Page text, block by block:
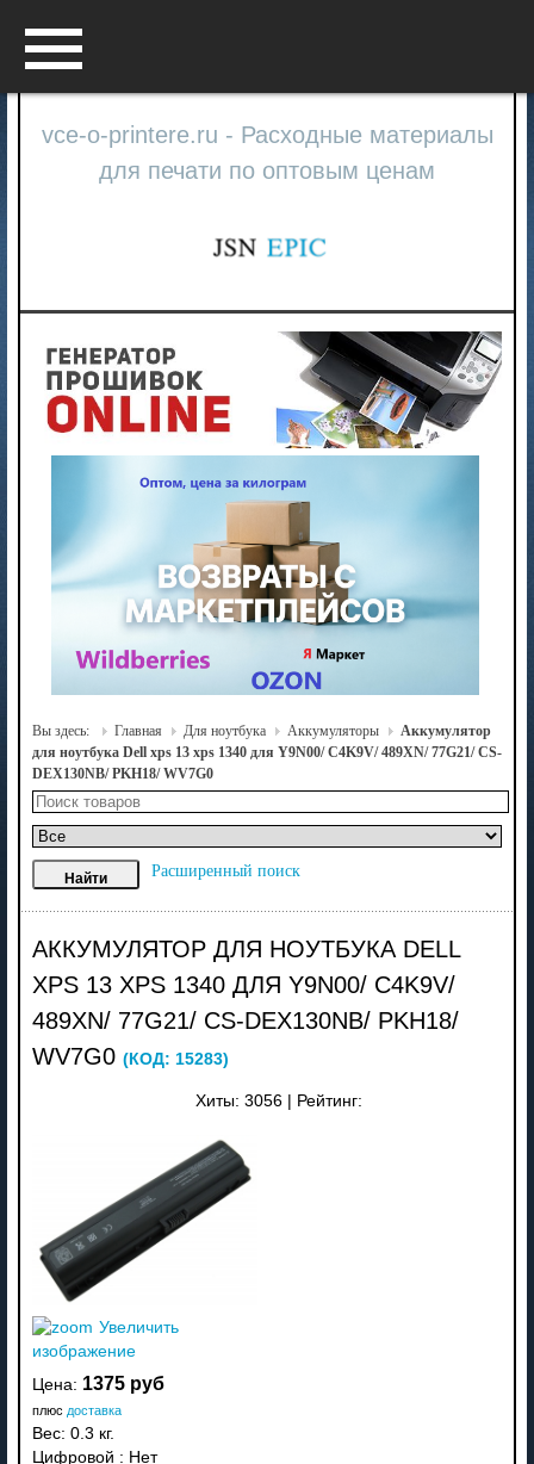
vce-o-printere.ru - Расходные материалы
для печати по оптовым ценам
Вы здесь: Главная Для ноутбука Аккумуляторы
Аккумулятор
для ноутбука Dell xps 13 xps 1340 для Y9N00/ C4K9V/ 489XN/ 77G21/ CS-
DEX130NB/ PKH18/ WV7G0
Расширенный поиск
АККУМУЛЯТОР ДЛЯ НОУТБУКА DELL
XPS 13 XPS 1340 ДЛЯ Y9N00/ C4K9V/
489XN/ 77G21/ CS-DEX130NB/ PKH18/
WV7G0 (КОД: 15283)
Хиты: 3056 Рейтинг:
Увеличить
изображение
Цена: 1375 руб
плюс доставка
Вес: 0.3 кг.
Цифровой : Нет